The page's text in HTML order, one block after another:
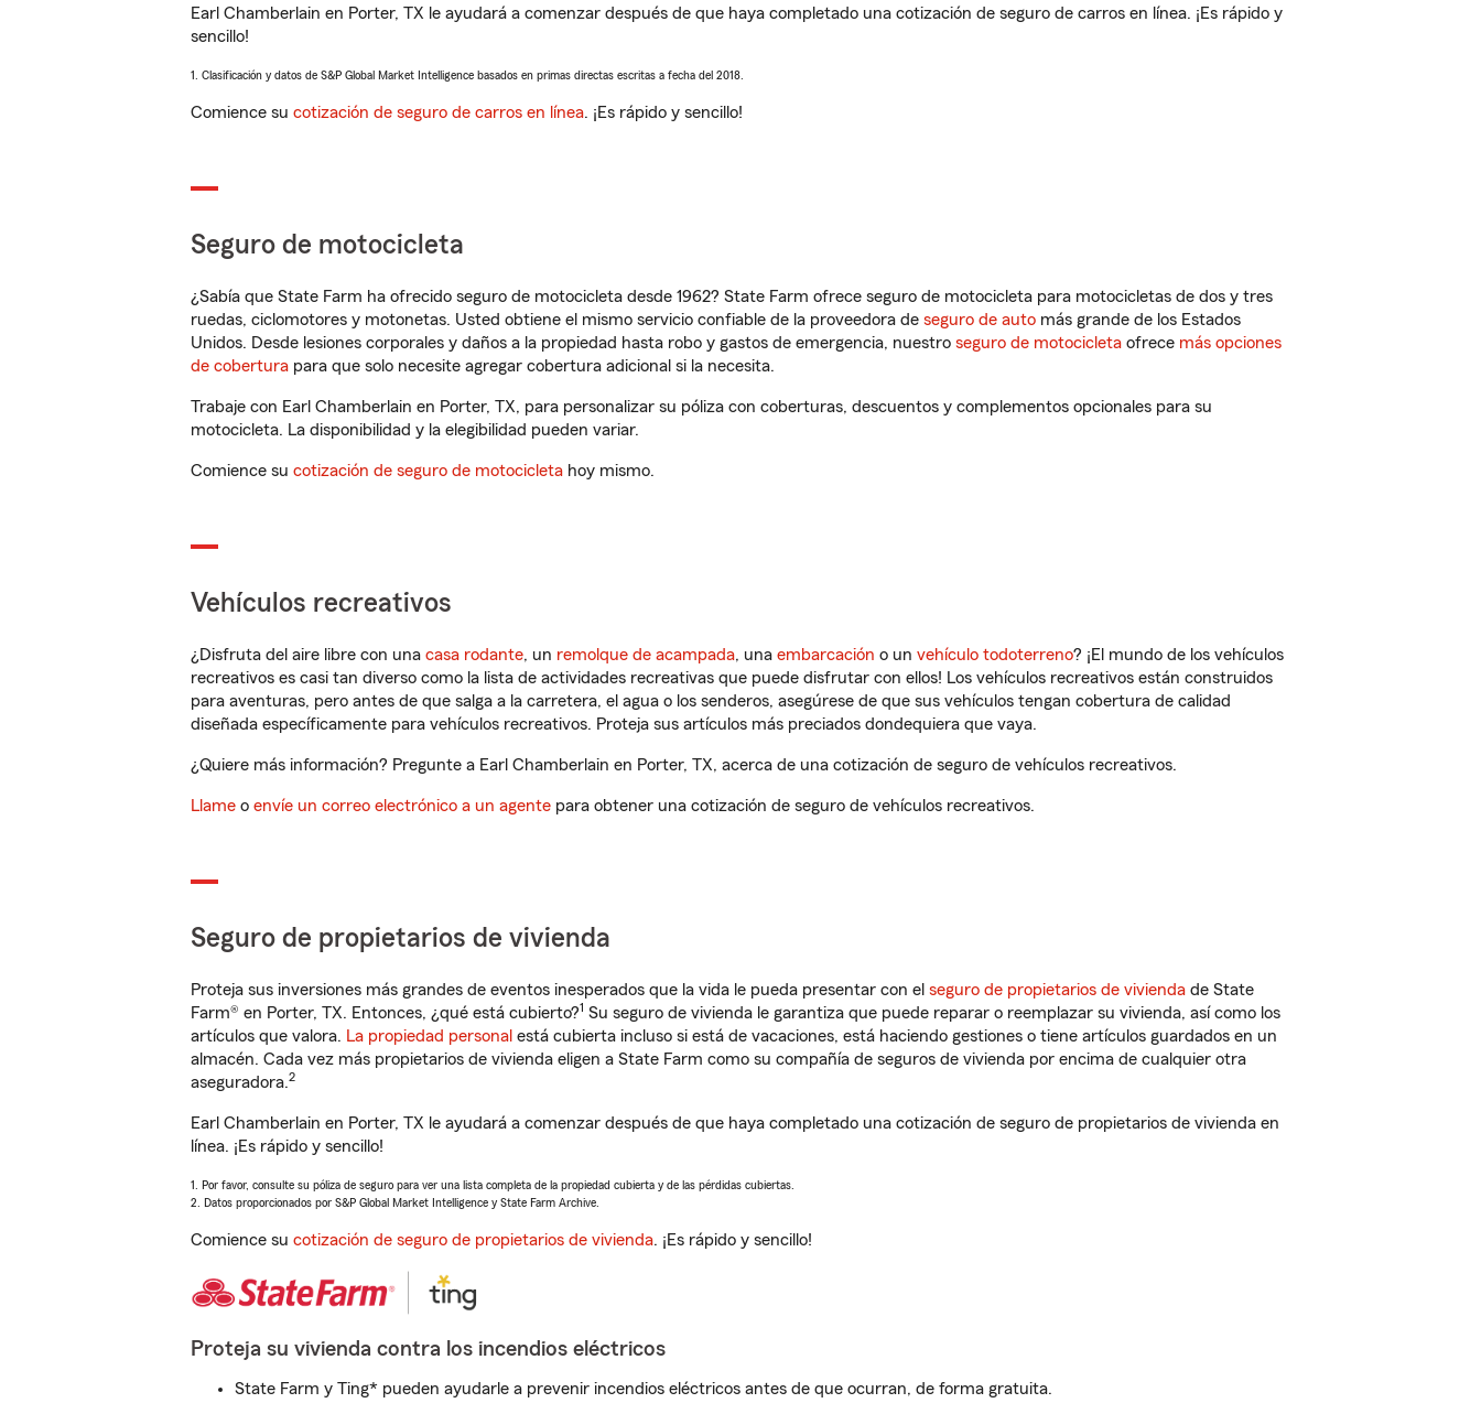
Earl Chamberlain en Porter, TX le ayudará a comenzar después de que haya completado una cotización de seguro de carros en línea. ¡Es rápido y
sencillo!
1. Clasificación y datos de S&P Global Market Intelligence basados en primas directas escritas a fecha del 2018.
Comience su cotización de seguro de carros en línea. ¡Es rápido y sencillo!
Seguro de motocicleta
¿Sabía que State Farm ha ofrecido seguro de motocicleta desde 1962? State Farm ofrece seguro de motocicleta para motocicletas de dos y tres
ruedas, ciclomotores y motonetas. Usted obtiene el mismo servicio confiable de la proveedora de seguro de auto más grande de los Estados
Unidos. Desde lesiones corporales y daños a la propiedad hasta robo y gastos de emergencia, nuestro seguro de motocicleta ofrece más opciones
de cobertura para que solo necesite agregar cobertura adicional si la necesita.
Trabaje con Earl Chamberlain en Porter, TX, para personalizar su póliza con coberturas, descuentos y complementos opcionales para su
motocicleta. La disponibilidad y la elegibilidad pueden variar.
Comience su cotización de seguro de motocicleta hoy mismo.
Vehículos recreativos
¿Disfruta del aire libre con una casa rodante, un remolque de acampada, una embarcación o un vehículo todoterreno? ¡El mundo de los vehículos
recreativos es casi tan diverso como la lista de actividades recreativas que puede disfrutar con ellos! Los vehículos recreativos están construidos
para aventuras, pero antes de que salga a la carretera, el agua o los senderos, asegúrese de que sus vehículos tengan cobertura de calidad
diseñada específicamente para vehículos recreativos. Proteja sus artículos más preciados dondequiera que vaya.
¿Quiere más información? Pregunte a Earl Chamberlain en Porter, TX, acerca de una cotización de seguro de vehículos recreativos.
Llame o envíe un correo electrónico a un agente para obtener una cotización de seguro de vehículos recreativos.
Seguro de propietarios de vivienda
Proteja sus inversiones más grandes de eventos inesperados que la vida le pueda presentar con el seguro de propietarios de vivienda de State
Farm® en Porter, TX. Entonces, ¿qué está cubierto?1 Su seguro de vivienda le garantiza que puede reparar o reemplazar su vivienda, así como los
artículos que valora. La propiedad personal está cubierta incluso si está de vacaciones, está haciendo gestiones o tiene artículos guardados en un
almacén. Cada vez más propietarios de vivienda eligen a State Farm como su compañía de seguros de vivienda por encima de cualquier otra
aseguradora.2
Earl Chamberlain en Porter, TX le ayudará a comenzar después de que haya completado una cotización de seguro de propietarios de vivienda en
línea. ¡Es rápido y sencillo!
1. Por favor, consulte su póliza de seguro para ver una lista completa de la propiedad cubierta y de las pérdidas cubiertas.
2. Datos proporcionados por S&P Global Market Intelligence y State Farm Archive.
Comience su cotización de seguro de propietarios de vivienda. ¡Es rápido y sencillo!
Proteja su vivienda contra los incendios eléctricos
State Farm y Ting* pueden ayudarle a prevenir incendios eléctricos antes de que ocurran, de forma gratuita.